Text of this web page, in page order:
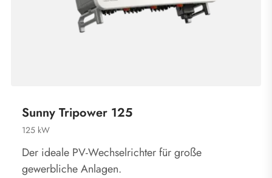
Sunny Tripower 125
125 kW
Der ideale PV-Wechselrichter für große
gewerbliche Anlagen.